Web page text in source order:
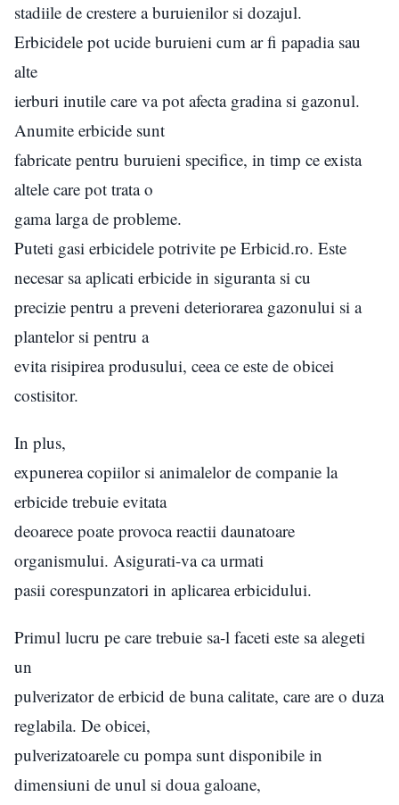
stadiile de crestere a buruienilor si dozajul.
Erbicidele pot ucide buruieni cum ar fi papadia sau
alte
ierburi inutile care va pot afecta gradina si gazonul.
Anumite erbicide sunt
fabricate pentru buruieni specifice, in timp ce exista
altele care pot trata o
gama larga de probleme.
Puteti gasi erbicidele potrivite pe Erbicid.ro. Este
necesar sa aplicati erbicide in siguranta si cu
precizie pentru a preveni deteriorarea gazonului si a
plantelor si pentru a
evita risipirea produsului, ceea ce este de obicei
costisitor.
In plus,
expunerea copiilor si animalelor de companie la
erbicide trebuie evitata
deoarece poate provoca reactii daunatoare
organismului. Asigurati-va ca urmati
pasii corespunzatori in aplicarea erbicidului.
Primul lucru pe care trebuie sa-l faceti este sa alegeti
un
pulverizator de erbicid de buna calitate, care are o duza
reglabila. De obicei,
pulverizatoarele cu pompa sunt disponibile in
dimensiuni de unul si doua galoane,